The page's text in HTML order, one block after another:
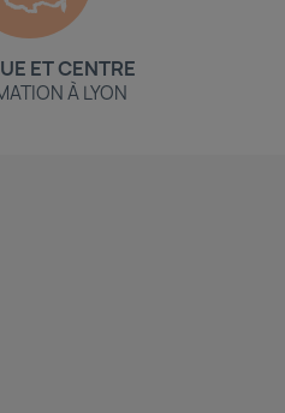
ET CENTRE
À LYON